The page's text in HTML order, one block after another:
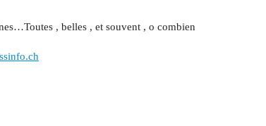
, belles , et souvent , o combien